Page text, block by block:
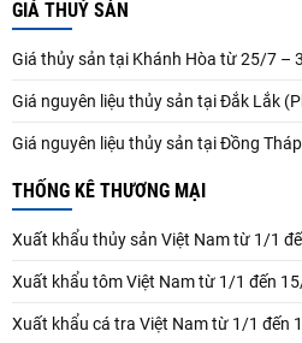
GIÁ THUỶ SẢN
Giá thủy sản tại Khánh Hòa từ 25/7 –
Giá nguyên liệu thủy sản tại Đắk Lắk
Giá nguyên liệu thủy sản tại Đồng
THỐNG KÊ THƯƠNG MẠI
Xuất khẩu thủy sản Việt Nam từ 1/1
Xuất khẩu tôm Việt Nam từ 1/1 đến
Xuất khẩu cá tra Việt Nam từ 1/1 đến